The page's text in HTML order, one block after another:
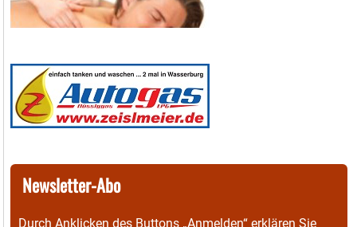
Newsletter-Abo
Durch Anklicken des Buttons „Anmelden“ erklären Sie